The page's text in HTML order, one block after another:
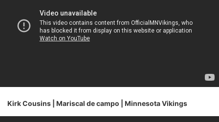
Kirk Cousins | Mariscal de campo | Minnesota Vikings